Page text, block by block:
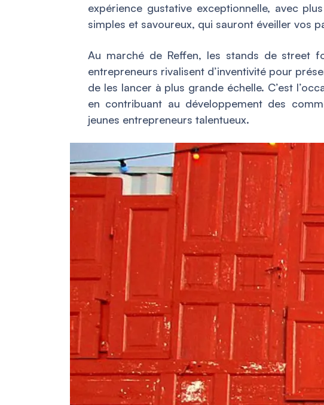
expérience gustative exceptionnelle, avec
simples et savoureux, qui sauront éveiller vos
Au marché de Reffen, les stands de street
entrepreneurs rivalisent d’inventivité pour
de les lancer à plus grande échelle. C’est
en contribuant au développement des
jeunes entrepreneurs talentueux.